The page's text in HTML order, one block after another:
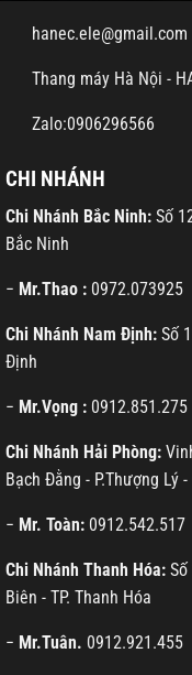
hanec.ele@gmail.com
Thang máy Hà Nội -
Zalo:0906296566
CHI NHÁNH
Chi Nhánh Bắc Ninh: Số
Bắc Ninh
− Mr.Thao : 0972.073925
Chi Nhánh Nam Định: Số
Định
− Mr.Vọng : 0912.851.275
Chi Nhánh Hải Phòng:
Bạch Đằng - P.Thượng Lý
− Mr. Toàn: 0912.542.517
Chi Nhánh Thanh Hóa:
Biên - TP. Thanh Hóa
− Mr.Tuân. 0912.921.455